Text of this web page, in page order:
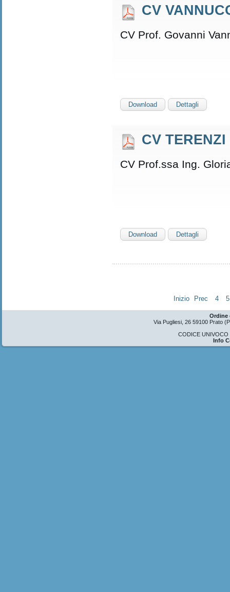
CV
CV Prof. Govanni
Download Dettagli
CV
CV Prof.ssa Ing.
Download Dettagli
Inizio Prec 4 5
Ordine
Via Pugliesi, 26 59100 Prato
CODICE
Info